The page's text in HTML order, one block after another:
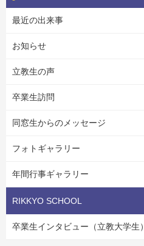
最近の出来事
お知らせ
立教生の声
卒業生訪問
同窓生からのメッセージ
フォトギャラリー
年間行事ギャラリー
RIKKYO SCHOOL
卒業生インタビュー（立教大学生）